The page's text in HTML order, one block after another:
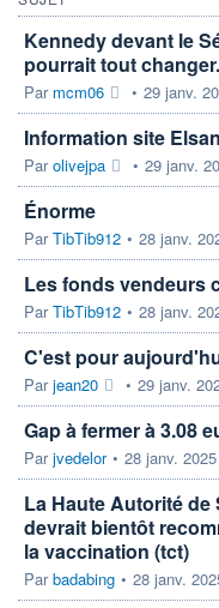
SRD
PEA
PEA-PME
BOURSOVIE LUX
CTO BUSINESS
+ ALERTE
Kennedy devant le
pourrait tout
Par mcm06 • 29 janv.
Information site Elsan
Parolivejpa • 29 janv.
Énorme
ParTibTib912 • 28 janv.
Les fonds vendeurs
ParTibTib912 • 28 janv.
C'est pour
Parjean20 • 29 janv.
Gap à fermer à 3.08
Parjvedelor • 28 janv.
La Haute Autorité de
devrait bientôt
la vaccination (tct)
Parbadabing • 28 janv.